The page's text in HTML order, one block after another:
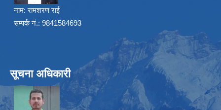
नाम: रामशरण राई
सम्पर्क नं.: 9841584693
सूचना अधिकारी